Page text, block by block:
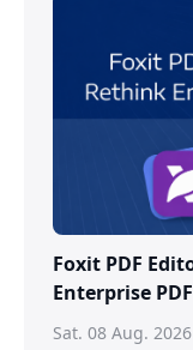
Foxit PDF
Enterprise
Sat. 08 Aug. 2026